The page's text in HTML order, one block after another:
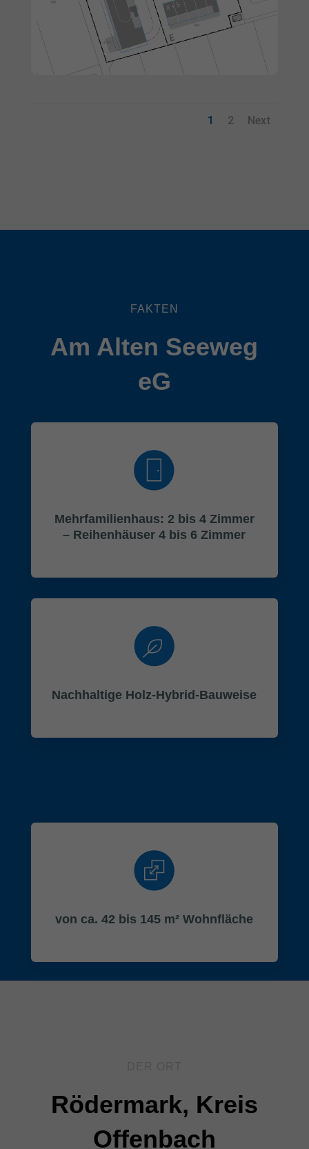
1 2 Next
FAKTEN
Am Alten Seeweg
eG
Mehrfamilienhaus: 2 bis 4 Zimmer
– Reihenhäuser 4 bis 6 Zimmer
Nachhaltige Holz-Hybrid-Bauweise
von ca. 42 bis 145 m² Wohnfläche
Rödermark, Kreis
Offenbach